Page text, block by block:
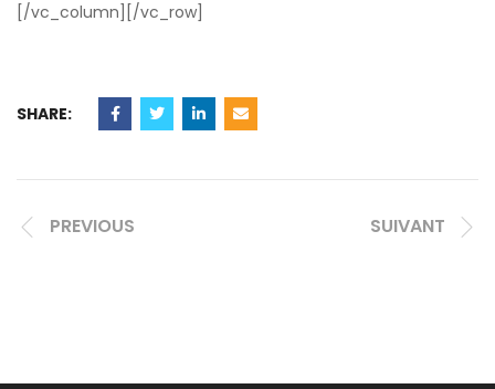
[/vc_column][/vc_row]
SHARE:
PREVIOUS SUIVANT